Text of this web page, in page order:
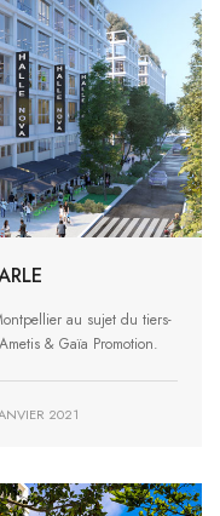
au sujet du tiers-
& Gaïa Promotion.
2021